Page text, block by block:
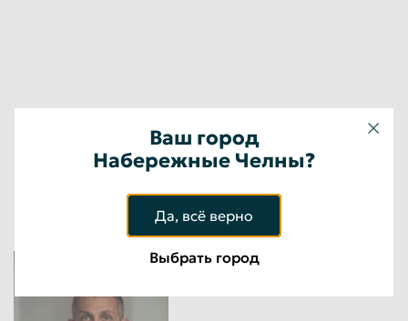
Ваш город
Набережные Челны?
Да, всё верно
Выбрать город